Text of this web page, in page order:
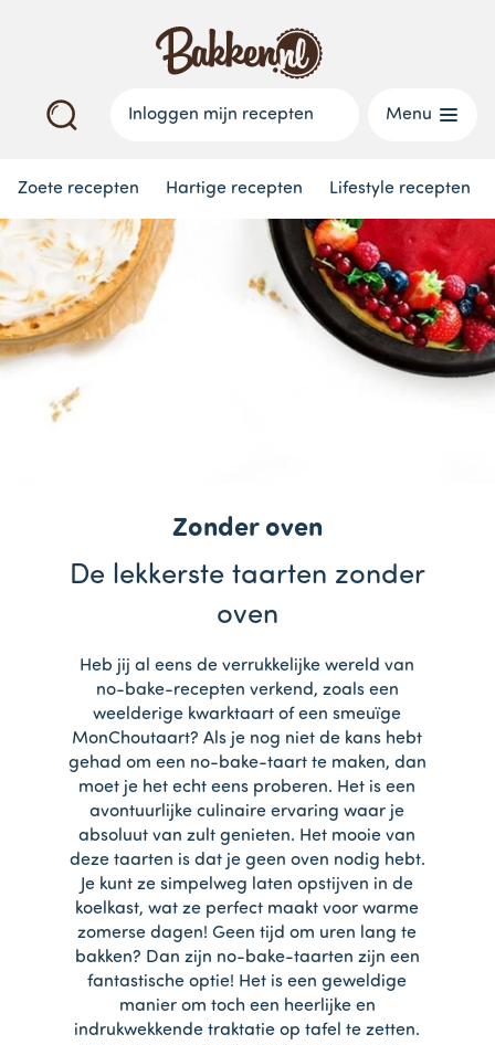
Inloggen mijn recepten Menu
Zoete recepten Hartige recepten Lifestyle recepten
Zonder oven
De lekkerste taarten zonder
oven
Heb jij al eens de verrukkelijke wereld van
no-bake-recepten verkend, zoals een
weelderige kwarktaart of een smeuïge
MonChoutaart? Als je nog niet de kans hebt
gehad om een no-bake-taart te maken, dan
moet je het echt eens proberen. Het is een
avontuurlijke culinaire ervaring waar je
absoluut van zult genieten. Het mooie van
deze taarten is dat je geen oven nodig hebt.
Je kunt ze simpelweg laten opstijven in de
koelkast, wat ze perfect maakt voor warme
zomerse dagen! Geen tijd om uren lang te
bakken? Dan zijn no-bake-taarten zijn een
fantastische optie! Het is een geweldige
manier om toch een heerlijke en
indrukwekkende traktatie op tafel te zetten.